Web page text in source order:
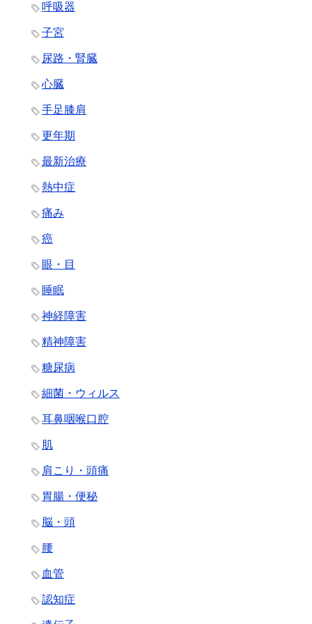
呼吸器
子宮
尿路・腎臓
心臓
手足膝肩
更年期
最新治療
熱中症
痛み
癌
眼・目
睡眠
神経障害
精神障害
糖尿病
細菌・ウィルス
耳鼻咽喉口腔
肌
肩こり・頭痛
胃腸・便秘
脳・頭
腰
血管
認知症